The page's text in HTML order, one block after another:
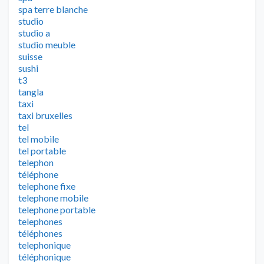
spa terre blanche
studio
studio a
studio meuble
suisse
sushi
t3
tangla
taxi
taxi bruxelles
tel
tel mobile
tel portable
telephon
téléphone
telephone fixe
telephone mobile
telephone portable
telephones
téléphones
telephonique
téléphonique